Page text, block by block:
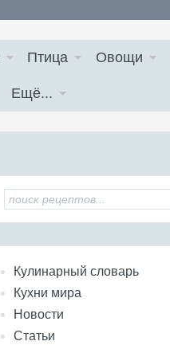
Птица Овощи
Ещё...
Кулинарный словарь
Кухни мира
Новости
Статьи